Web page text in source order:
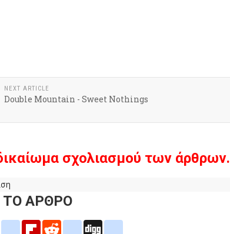
NEXT ARTICLE
Double Mountain - Sweet Nothings
σχολιασμού των άρθρων.
ΤΟ ΑΡΘΡΟ
Pinterestblogger_post
FlipboardRedditdelicious